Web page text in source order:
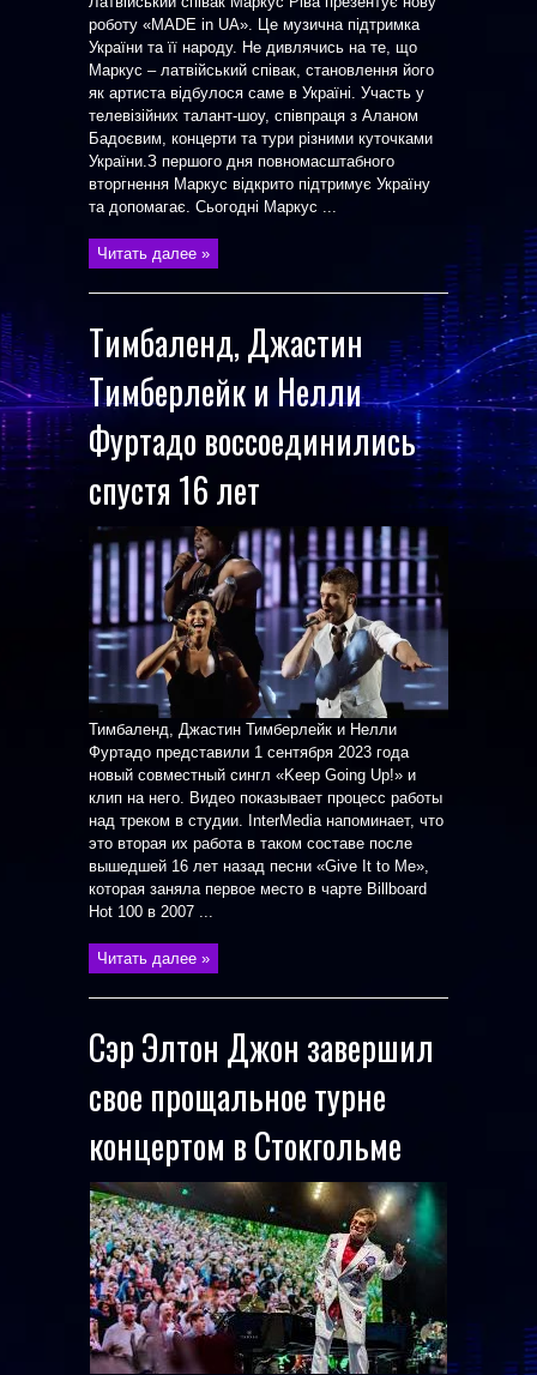
роботу «MADE in UA». Це музична підтримка
України та її народу. Не дивлячись на те, що
Маркус – латвійський співак, становлення його
як артиста відбулося саме в Україні. Участь у
телевізійних талант-шоу, співпраця з Аланом
Бадоєвим, концерти та тури різними куточками
України.З першого дня повномасштабного
вторгнення Маркус відкрито підтримує Україну
та допомагає. Сьогодні Маркус ...
Читать далее »
Тимбаленд, Джастин
Тимберлейк и Нелли
Фуртадо воссоединились
спустя 16 лет
Тимбаленд, Джастин Тимберлейк и Нелли
Фуртадо представили 1 сентября 2023 года
новый совместный сингл «Keep Going Up!» и
клип на него. Видео показывает процесс работы
над треком в студии. InterMedia напоминает, что
это вторая их работа в таком составе после
вышедшей 16 лет назад песни «Give It to Me»,
которая заняла первое место в чарте Billboard
Hot 100 в 2007 ...
Читать далее »
Сэр Элтон Джон завершил
свое прощальное турне
концертом в Стокгольме